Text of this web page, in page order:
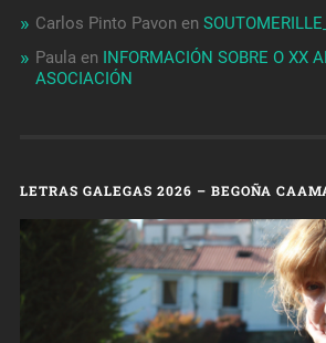
Carlos Pinto Pavon en
Paula en INFORMACIÓN SOBRE O XX
ASOCIACIÓN
LETRAS GALEGAS 2026 – BEGOÑA